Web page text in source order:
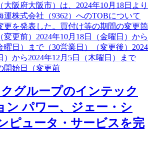
阪府大阪市）は、2024年10月18日より
運株式会社（9362）へのTOBについて
更を発表した。買付け等の期間の変更箇
変更前）2024年10月18日（金曜日）から
曜日）まで（30営業日）（変更後）2024
）から2024年12月5日（木曜日）まで
開始日（変更前
グループのインテック
ン パワー、ジェー・シ
ピュータ・サービスを完